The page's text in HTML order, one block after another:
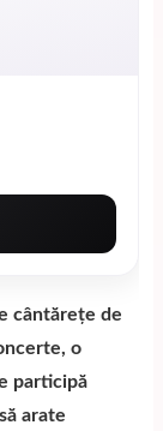
cântărețe de
o
participă
arate